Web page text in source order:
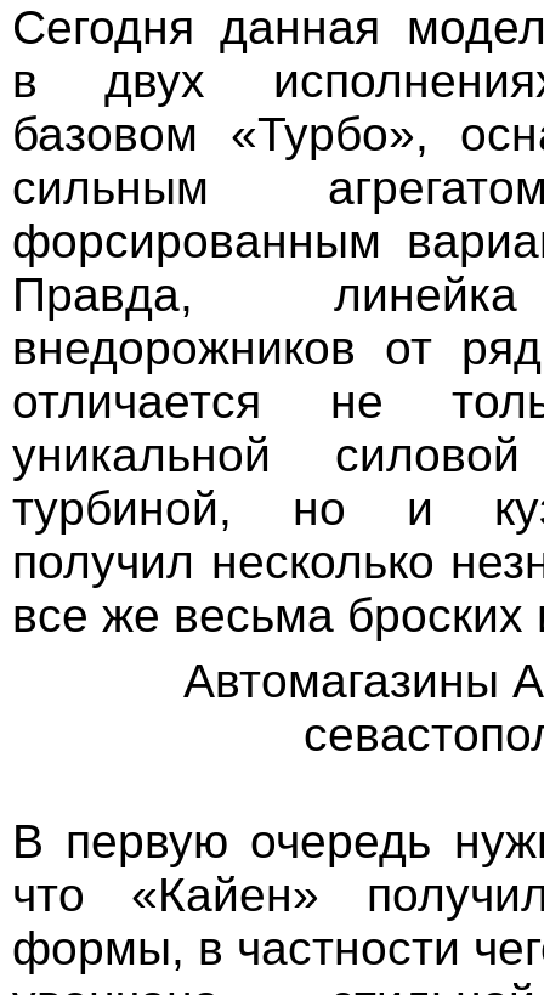
Сегодня данная
в двух
базовом «Турбо»,
сильным
форсированным
Правда,
внедорожников от
отличается не
уникальной
турбиной, но и
получил несколько
все же весьма
Автомагазины
В первую очередь
что «Кайен»
формы, в частности